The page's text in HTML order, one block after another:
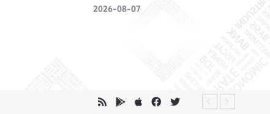
2026-08-07